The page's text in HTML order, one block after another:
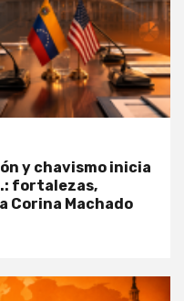
y chavismo inicia
fortalezas,
Corina Machado